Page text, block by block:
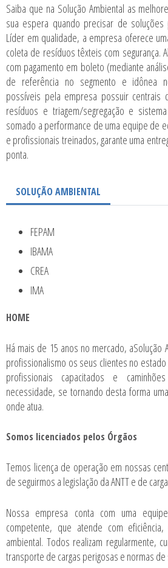
Saiba que na Solução Ambiental as
sua espera quando precisar de soluções
Líder em qualidade, a empresa oferece
coleta de resíduos têxteis com segurança.
com pagamento em boleto (mediante
de referência no segmento e idônea
possíveis pela empresa possuir centrais
resíduos e triagem/segregação e
somado a performance de uma equipe de
e profissionais treinados, garante uma
ponta.
SOLUÇÃO AMBIENTAL
FEPAM
IBAMA
CREA
IMA
HOME
Há mais de 15 anos no mercado, aSolução
profissionalismo os seus clientes no
profissionais capacitados e
necessidade, se tornando desta forma
onde atua.
Somos licenciados pelos Órgãos
Temos licença de operação em nossas
de seguirmos a legislação da ANTT e de
Nossa empresa conta com uma
competente, que atende com
ambiental. Todos realizam regularmente,
transporte de cargas perigosas e normas de